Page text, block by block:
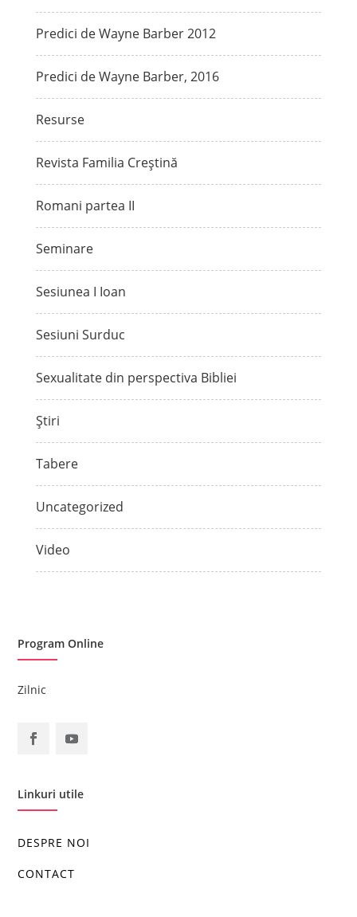
Predici de Wayne Barber 2012
Predici de Wayne Barber, 2016
Resurse
Revista Familia Creștină
Romani partea II
Seminare
Sesiunea I Ioan
Sesiuni Surduc
Sexualitate din perspectiva Bibliei
Știri
Tabere
Uncategorized
Video
Program Online
Zilnic
Linkuri utile
DESPRE NOI
CONTACT